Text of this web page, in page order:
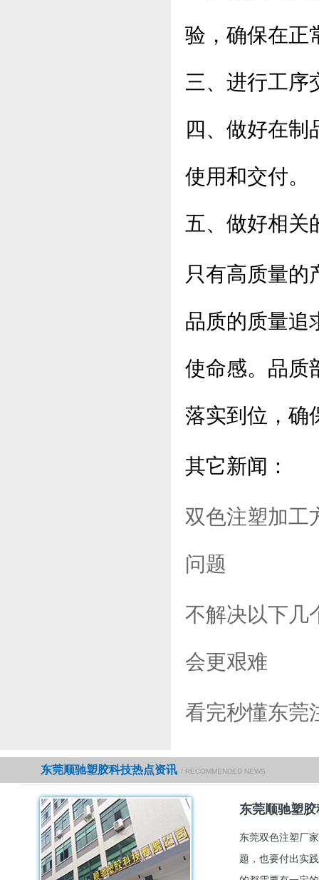
验，确保在正
三、进行工序
四、做好在制
使用和交付。
五、做好相关
只有高质量的
品质的质量追
使命感。品质
落实到位，确
其它新闻：
双色注塑加工
问题
不解决以下几
会更艰难
看完秒懂东莞
东莞顺驰塑胶科技热点资讯 / RECOMMENDED NEWS
东莞顺驰塑
东莞双色注塑厂
题，也要付出实